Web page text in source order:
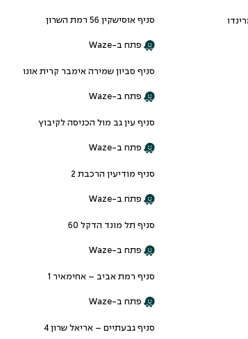
סניף אוסישקין 56 רמת השרון
פתח ב-Waze
סניף סביון שמירה אימבר קרית אונו
פתח ב-Waze
סניף עין גב מול הכניסה לקיבוץ
פתח ב-Waze
סניף מודיעין הרכבת 2
פתח ב-Waze
סניף תל מונד הדקל 60
פתח ב-Waze
סניף רמת אביב – אחימאיר 1
פתח ב-Waze
סניף גבעתיים – אריאל שרון 4